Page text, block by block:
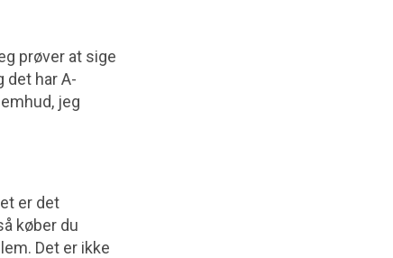
prøver at sige
det har A-
jeg
er det
køber du
Det er ikke